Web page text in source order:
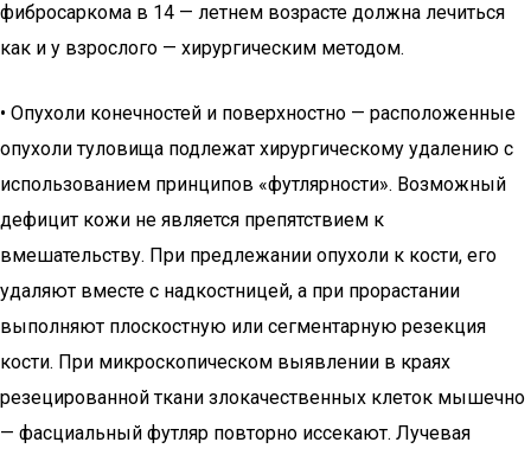
фибросаркома в 14 — летнем возрасте должна лечиться
как и у взрослого — хирургическим методом.
• Опухоли конечностей и поверхностно — расположенные
опухоли туловища подлежат хирургическому удалению с
использованием принципов «футлярности». Возможный
дефицит кожи не является препятствием к
вмешательству. При предлежании опухоли к кости, его
удаляют вместе с надкостницей, а при прорастании
выполняют плоскостную или сегментарную резекция
кости. При микроскопическом выявлении в краях
резецированной ткани злокачественных клеток мышечно
— фасциальный футляр повторно иссекают. Лучевая